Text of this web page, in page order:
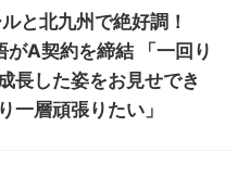
と北九州で絶好調！
がA契約を締結 「一回り
長した姿をお見せでき
一層頑張りたい」